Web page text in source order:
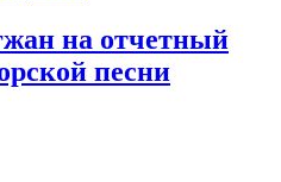
на отчетный
песни